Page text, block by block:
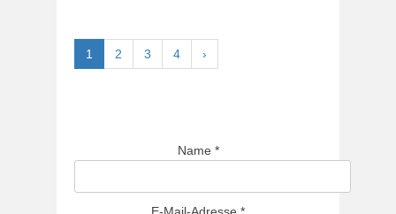
1 2 3 4 ›
Name *
E-Mail-Adresse *